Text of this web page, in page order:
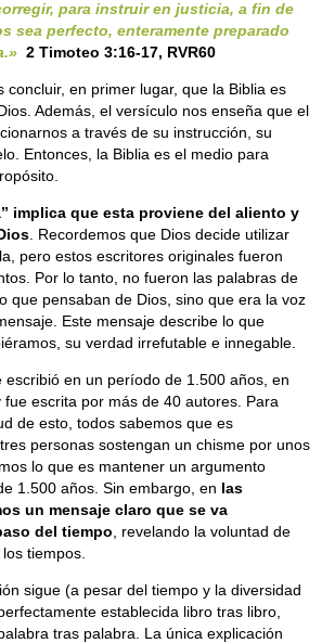
para instruir en justicia, a fin de
sea perfecto, enteramente preparado
2 Timoteo 3:16-17, RVR60
concluir, en primer lugar, que la Biblia es
Además, el versículo nos enseña que el
a través de su instrucción, su
Entonces, la Biblia es el medio para
implica que esta proviene del aliento y
. Recordemos que Dios decide utilizar
pero estos escritores originales fueron
Por lo tanto, no fueron las palabras de
que pensaban de Dios, sino que era la voz
Este mensaje describe lo que
su verdad irrefutable e innegable.
escribió en un período de 1.500 años, en
escrita por más de 40 autores. Para
de esto, todos sabemos que es
personas sostengan un chisme por unos
lo que es mantener un argumento
1.500 años. Sin embargo, en las
un mensaje claro que se va
del tiempo, revelando la voluntad de
tiempos.
sigue (a pesar del tiempo y la diversidad
establecida libro tras libro,
tras palabra. La única explicación